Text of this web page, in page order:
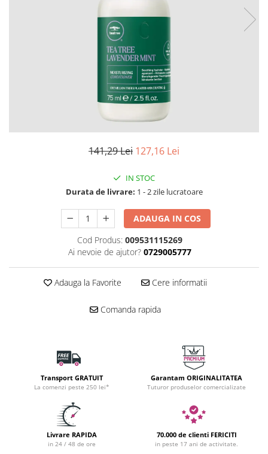
Creioane sprancene
Gel pentru sprancene
PALETE PROFESIONALE
141,29 Lei 127,16 Lei
IN STOC
Durata de livrare: 1 - 2 zile lucratoare
ADAUGA IN COS
Cod Produs: 009531115269
Ai nevoie de ajutor? 0729005777
Adauga la Favorite Cere informatii
Comanda rapida
Transport GRATUIT
La comenzi peste 250 lei*
Garantam ORIGINALITATEA
Tuturor produselor comercializate
Livrare RAPIDA
in 24 / 48 de ore
70.000 de clienti FERICITI
in peste 17 ani de activitate.